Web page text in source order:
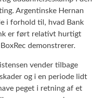
Argentinske Hernan
i forhold til, hvad Bank
er ført relativt hurtigt
demonstrerer.
vender tilbage
og i en periode lidt
peget i retning af et